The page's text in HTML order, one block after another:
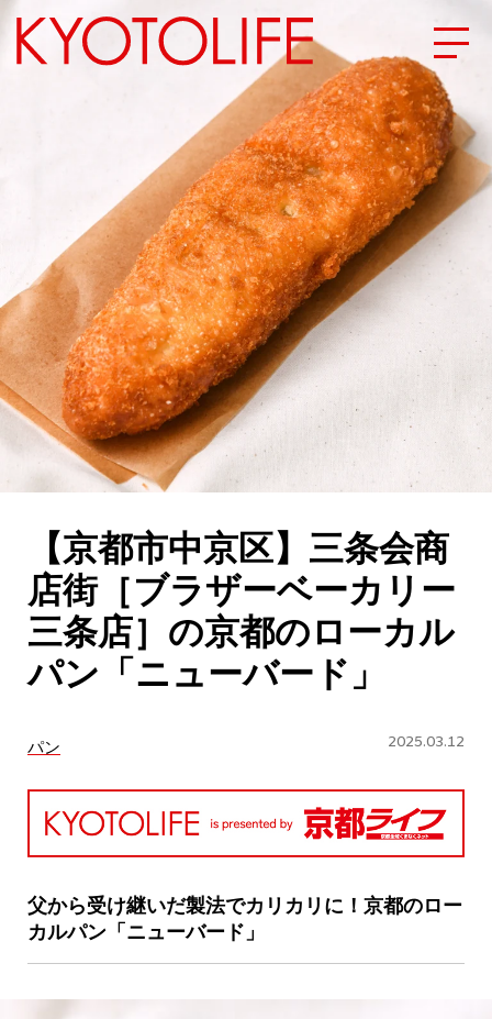
エリアから探す
地図から探す
カテゴリーから探す
SPECIAL
NEW OPEN
SERIES
CULTURE
ABOUT US
Instagram
チケットプレゼント応募
MAIN MENU
SERIES
【京都市中京区】三条会商
店街［ブラザーベーカリー
三条店］の京都のローカル
パン「ニューバード」
パン 2025.03.12
父から受け継いだ製法でカリカリに！京都のロー
カルパン「ニューバード」